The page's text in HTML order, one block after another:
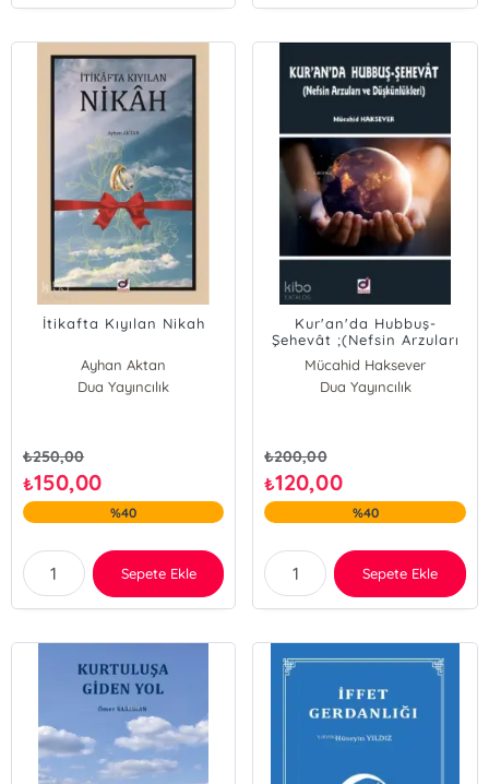
İtikafta Kıyılan Nikah
Ayhan Aktan
Dua Yayıncılık
₺250,00
₺150,00
%40
Sepete Ekle
Kur'an'da Hubbuş-
Şehevât ;(Nefsin Arzuları
ve Düşkünlükleri)
Mücahid Haksever
Dua Yayıncılık
₺200,00
₺120,00
%40
Sepete Ekle